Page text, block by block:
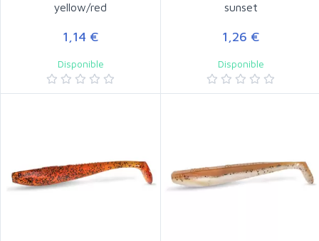
yellow/red
1,14 €
Disponible
sunset
1,26 €
Disponible